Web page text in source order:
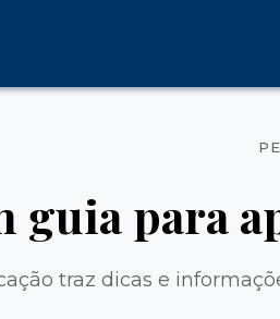
guia para
traz dicas e